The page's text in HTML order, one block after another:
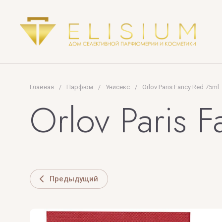
Главная / Парфюм / Унисекс / Orlov Paris Fancy Red 75ml
Orlov Paris
Предыдущий
OSCAR LONDON
PLUME
U
UNIQUE'E LUXURY
V Canto